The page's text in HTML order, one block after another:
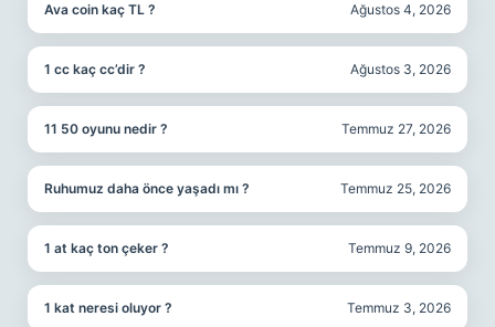
Ava coin kaç TL ? Ağustos 4, 2026
1 cc kaç cc’dir ? Ağustos 3, 2026
11 50 oyunu nedir ? Temmuz 27, 2026
Ruhumuz daha önce yaşadı mı ? Temmuz 25, 2026
1 at kaç ton çeker ? Temmuz 9, 2026
1 kat neresi oluyor ? Temmuz 3, 2026